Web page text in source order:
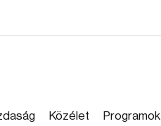
Közélet Programok